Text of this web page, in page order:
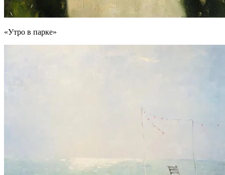
«Утро в парке»